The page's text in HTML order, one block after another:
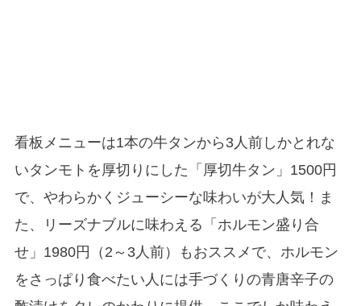
看板メニューは1本の牛タンから3人前しかとれな
いタンモトを厚切りにした「厚切牛タン」1500円
で、やわらかくジューシーな味わいが大人気！ま
た、リーズナブルに味わえる「ホルモン盛り合
せ」1980円（2～3人前）もおススメで、ホルモン
をさっぱり食べたい人には手づくりの青唐辛子の